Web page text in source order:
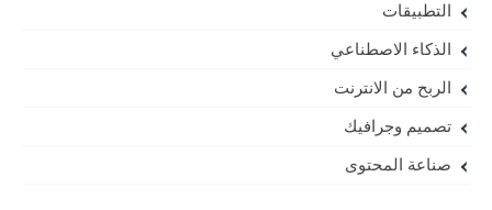
التطبيقات
الذكاء الاصطناعي
الربح من الانترنت
تصميم وجرافيك
صناعة المحتوى